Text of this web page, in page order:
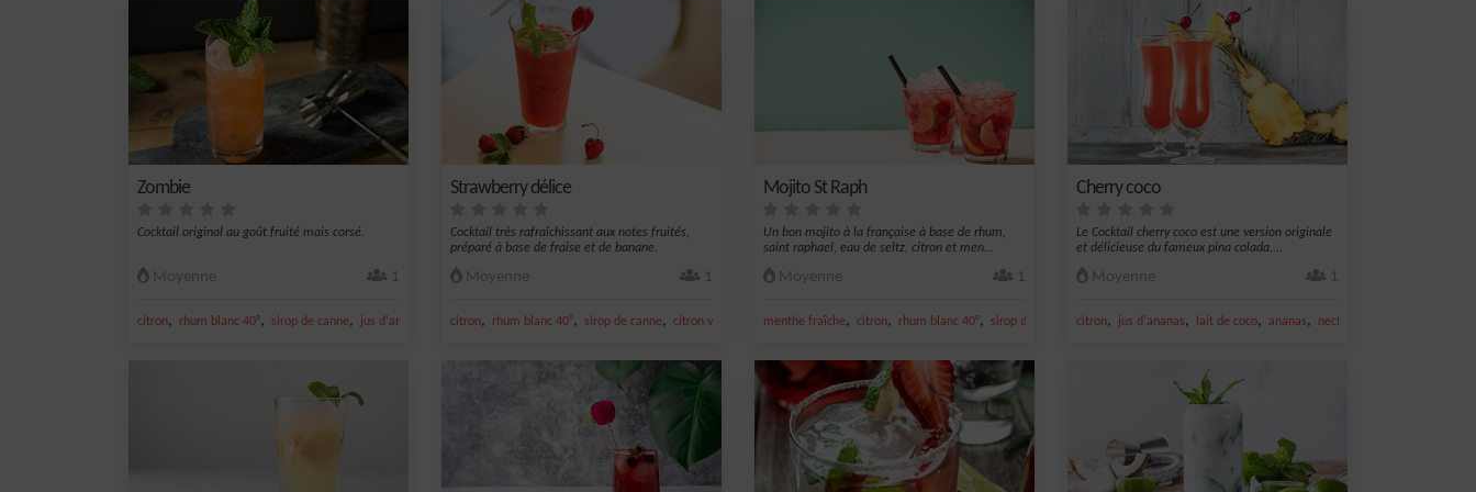
Zombie
Cocktail original au goût fruité mais corsé.
Moyenne 1
citron, rhum blanc 40°, sirop de canne, jus d'ananas jus de citron vert
Strawberry délice
Cocktail très rafraîchissant aux notes fruités,
préparé à base de fraise et de banane.
Moyenne 1
citron, rhum blanc 40°, sirop de canne, citron vert frais ,banane
Mojito St Raph
Un bon mojito à la française à base de rhum,
saint raphael, eau de seltz, citron et men...
Moyenne 1
menthe fraîche, citron, rhum blanc 40°, sirop de canne ,jus de citron vert
Cherry coco
Le Cocktail cherry coco est une version originale
et délicieuse du fameux pina colada....
Moyenne 1
citron, jus d'ananas, lait de coco, ananas, nectar de citron